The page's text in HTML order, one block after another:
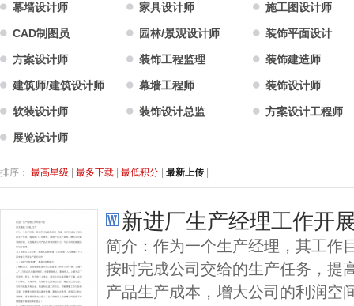
幕墙设计师 家具设计师 施工图设计师
CAD制图员 园林/景观设计师 装饰平面设计
方案设计师 装饰工程监理 装饰建造师
建筑师/建筑设计师 幕墙工程师 装饰设计师
软装设计师 装饰设计总监 方案设计工程师
展览设计师
排序： 最高星级 最多下载 最低积分 最新上传
新进厂生产经理工作开
简介：作为一个生产经理，其工作
按时完成公司交给的生产任务，提
产品生产成本，增大公司的利润空